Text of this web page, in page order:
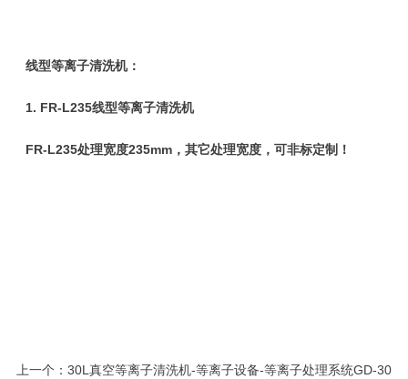
线型等离子清洗机：
1. FR-L235线型等离子清洗机
FR-L235处理宽度235mm，其它处理宽度，可非标定制！
上一个： 30L真空等离子清洗机-等离子设备-等离子处理系统GD-30